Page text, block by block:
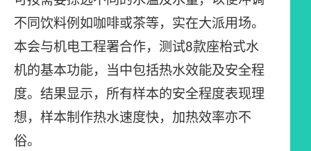
不同饮料例如咖啡或茶等，实在大派用场。
本会与机电工程署合作，测试8款座枱式水
机的基本功能，当中包括热水效能及安全程
度。结果显示，所有样本的安全程度表现理
想，样本制作热水速度快，加热效率亦不
俗。